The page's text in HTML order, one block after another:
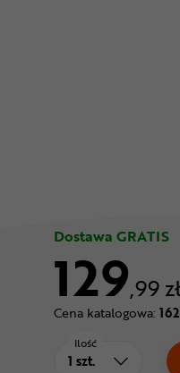
Dostawa GRATIS
129,99 zł
Cena katalogowa: 162
Ilość